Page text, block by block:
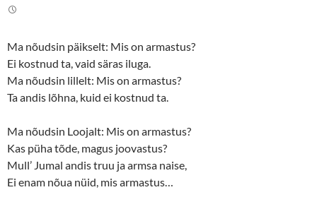
Ma nõudsin päikselt: Mis on armastus?
Ei kostnud ta, vaid säras iluga.
Ma nõudsin lillelt: Mis on armastus?
Ta andis lõhna, kuid ei kostnud ta.
Ma nõudsin Loojalt: Mis on armastus?
Kas püha tõde, magus joovastus?
Mull’ Jumal andis truu ja armsa naise,
Ei enam nõua nüid, mis armastus…